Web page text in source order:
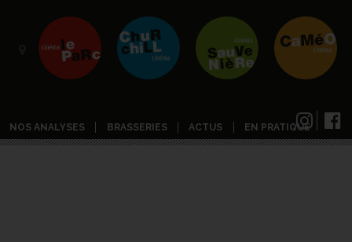
NOS ANALYSES BRASSERIES ACTUS EN PRATIQUE